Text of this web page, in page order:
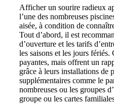
Afficher un sourire radieux
l’une des nombreuses
aisée, à condition de
Tout d’abord, il est
d’ouverture et les tarifs
les saisons et les jours fériés.
payantes, mais offrent un
grâce à leurs installations de
supplémentaires comme le
nombreuses ou les groupes
groupe ou les cartes